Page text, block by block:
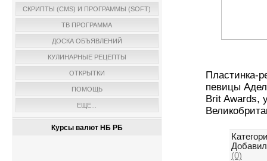
СКРИПТЫ (CMS) И ПРОГРАММЫ (SOFT)
ТВ ПРОГРАММА
ДОСКА ОБЪЯВЛЕНИЙ
КУЛИНАРНЫЕ РЕЦЕПТЫ
ОТКРЫТКИ
ПОМОЩЬ
ЕЩЕ...
Курсы валют НБ РБ
Пластинка-
певицы
Brit Awards,
(0)